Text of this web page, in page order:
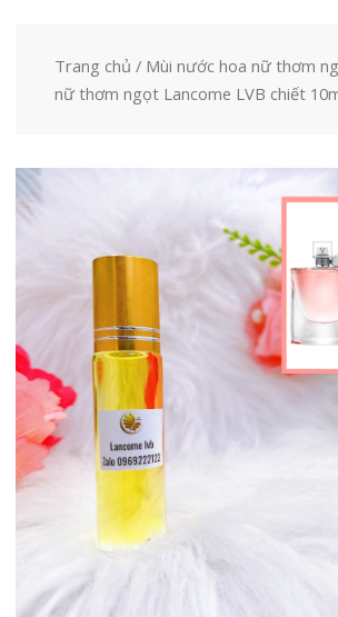
Trang chủ / Mùi nước hoa nữ thơm
nữ thơm ngọt Lancome LVB chiết